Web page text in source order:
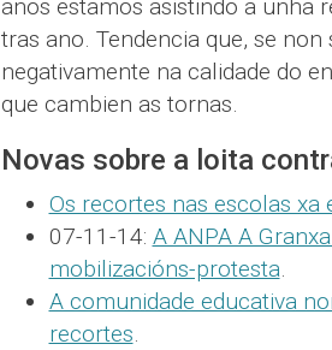
anos estamos asistindo a unha
tras ano. Tendencia que, se
negativamente na calidade do
que cambien as tornas.
Novas sobre a loita
Os recortes nas escolas xa
07-11-14: A ANPA A
mobilizacións-protesta.
A comunidade educativa
recortes.